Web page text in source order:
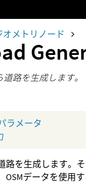
オメトリノード
路を生成します。
ラメータ
路を生成します。
データを使用す